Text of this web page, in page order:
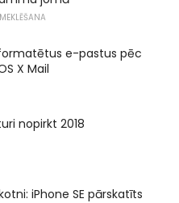
e-pastus pēc
X Mail
nopirkt 2018
iPhone SE pārskatīts